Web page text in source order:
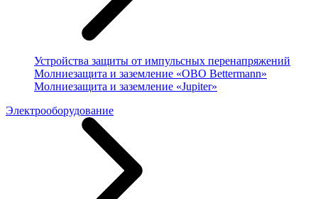
Устройства защиты от импульсных перенапряжений
Молниезащита и заземление «OBO Bettermann»
Молниезащита и заземление «Jupiter»
Электрооборудование